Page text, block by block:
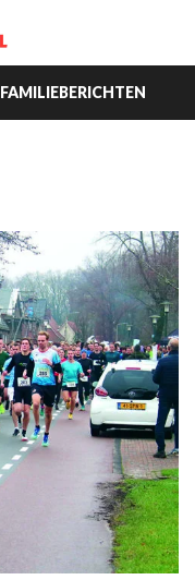
FAMILIEBERICHTEN